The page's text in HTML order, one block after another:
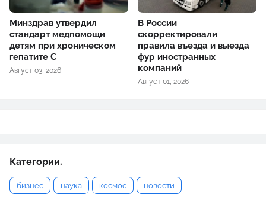
Минздрав утвердил
стандарт медпомощи
детям при хроническом
гепатите С
Август 03, 2026
В России
скорректировали
правила въезда и выезда
фур иностранных
компаний
Август 01, 2026
Категории.
бизнес наука космос новости